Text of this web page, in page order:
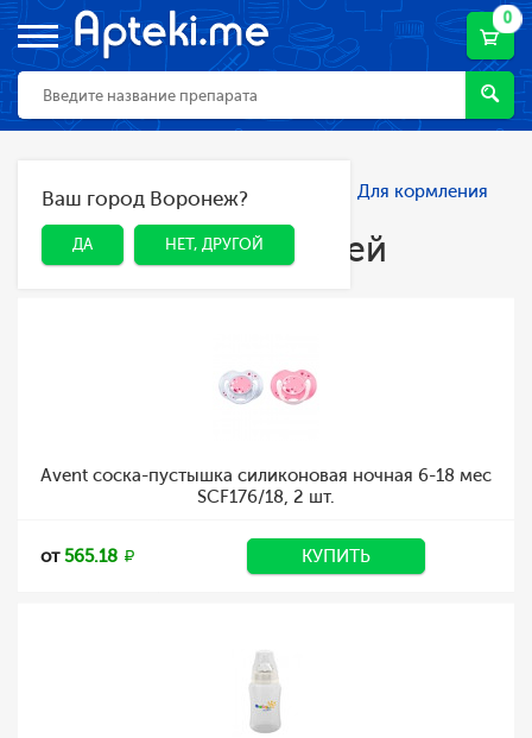
0
ДА НЕТ, ДРУГОЙ
Ваш город Воронеж?
ДА НЕТ, ДРУГОЙ
Главная Каталог Мама и малыш
Для кормления
детей
Для кормления детей
Avent соска-пустышка силиконовая ночная 6-18 мес
SCF176/18, 2 шт.
от565.18 КУПИТЬ